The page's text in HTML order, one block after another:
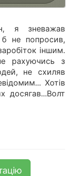
я зневажав
не попросив,
іншим.
рахуючись з
не схиляв
Хотів
досягав...Волт